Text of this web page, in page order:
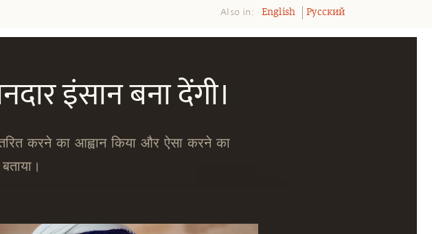
Also in: English Pусский
इंसान बना देंगी।
करने का आह्वान किया और ऐसा करने का